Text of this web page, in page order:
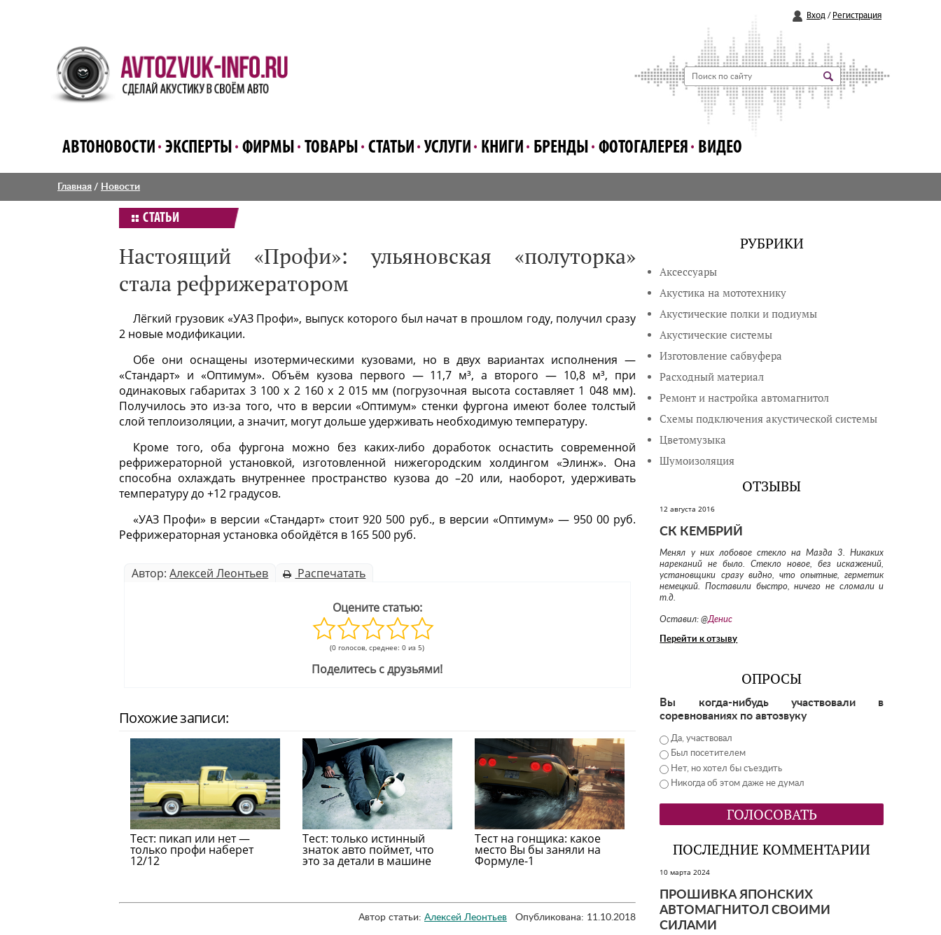
Вход / Регистрация
АВТОНОВОСТИ ЭКСПЕРТЫ ФИРМЫ ТОВАРЫ СТАТЬИ УСЛУГИ КНИГИ БРЕНДЫ ФОТОГАЛЕРЕЯ ВИДЕО
Главная / Новости
СТАТЬИ
Настоящий «Профи»: ульяновская «полуторка»
стала рефрижератором
Лёгкий грузовик «УАЗ Профи», выпуск которого был начат в прошлом году, получил сразу
2 новые модификации.
Обе они оснащены изотермическими кузовами, но в двух вариантах исполнения —
«Стандарт» и «Оптимум». Объём кузова первого — 11,7 м³, а второго — 10,8 м³, при
одинаковых габаритах 3 100 х 2 160 х 2 015 мм (погрузочная высота составляет 1 048 мм).
Получилось это из-за того, что в версии «Оптимум» стенки фургона имеют более толстый
слой теплоизоляции, а значит, могут дольше удерживать необходимую температуру.
Кроме того, оба фургона можно без каких-либо доработок оснастить современной
рефрижераторной установкой, изготовленной нижегородским холдингом «Элинж». Она
способна охлаждать внутреннее пространство кузова до –20 или, наоборот, удерживать
температуру до +12 градусов.
«УАЗ Профи» в версии «Стандарт» стоит 920 500 руб., в версии «Оптимум» — 950 00 руб.
Рефрижераторная установка обойдётся в 165 500 руб.
Автор:Алексей Леонтьев Распечатать
Оцените статью:
(0 голосов, среднее: 0 из 5)
Поделитесь с друзьями!
Похожие записи:
Тест: пикап или нет —
только профи наберет
12/12
Тест: только истинный
знаток авто поймет, что
это за детали в машине
Тест на гонщика: какое
место Вы бы заняли на
Формуле-1
Автор статьи: Алексей Леонтьев Опубликована: 11.10.2018
РУБРИКИ
Аксессуары
Акустика на мототехнику
Акустические полки и подиумы
Акустические системы
Изготовление сабвуфера
Расходный материал
Ремонт и настройка автомагнитол
Схемы подключения акустической системы
Цветомузыка
Шумоизоляция
ОТЗЫВЫ
12 августа 2016
СК КЕМБРИЙ
Менял у них лобовое стекло на Мазда 3. Никаких
нареканий не было. Стекло новое, без искажений,
установщики сразу видно, что опытные, герметик
немецкий. Поставили быстро, ничего не сломали и
т.д.
Оставил: @Денис
Перейти к отзыву
ОПРОСЫ
Вы когда-нибудь участвовали в
соревнованиях по автозвуку
Да, участвовал
Был посетителем
Нет, но хотел бы съездить
Никогда об этом даже не думал
ПОСЛЕДНИЕ КОММЕНТАРИИ
10 марта 2024
ПРОШИВКА ЯПОНСКИХ
АВТОМАГНИТОЛ СВОИМИ
СИЛАМИ